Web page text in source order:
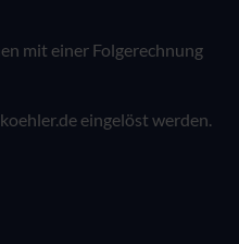
mit einer Folgerechnung
eingelöst werden.